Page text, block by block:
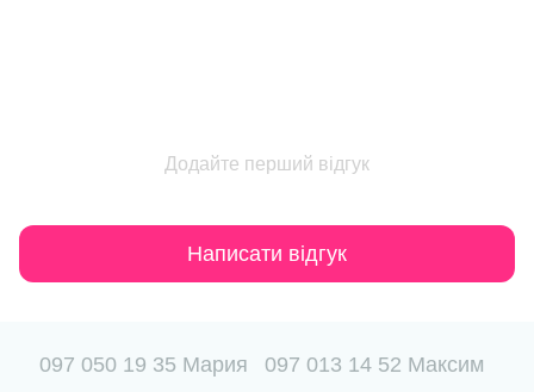
Додайте перший відгук
Написати відгук
097 050 19 35 Мария 097 013 14 52 Максим